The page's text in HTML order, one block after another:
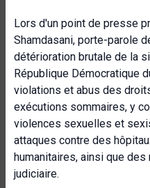
Lors d'un point de presse
Shamdasani, porte-parole
détérioration brutale de la
République Démocratique
violations et abus des
exécutions sommaires, y
violences sexuelles et
attaques contre des
humanitaires, ainsi que
judiciaire.